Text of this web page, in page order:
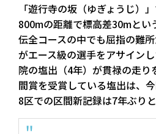
「遊行寺の坂（ゆぎょうじ）
800mの距離で標高差30mとい
伝全コースの中でも屈指の難
がエース級の選手をアサイン
院の塩出（4年）が貫禄の走
間賞を受賞している塩出は、
8区での区間新記録は7年ぶりと